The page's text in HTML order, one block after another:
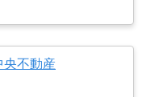
不動産